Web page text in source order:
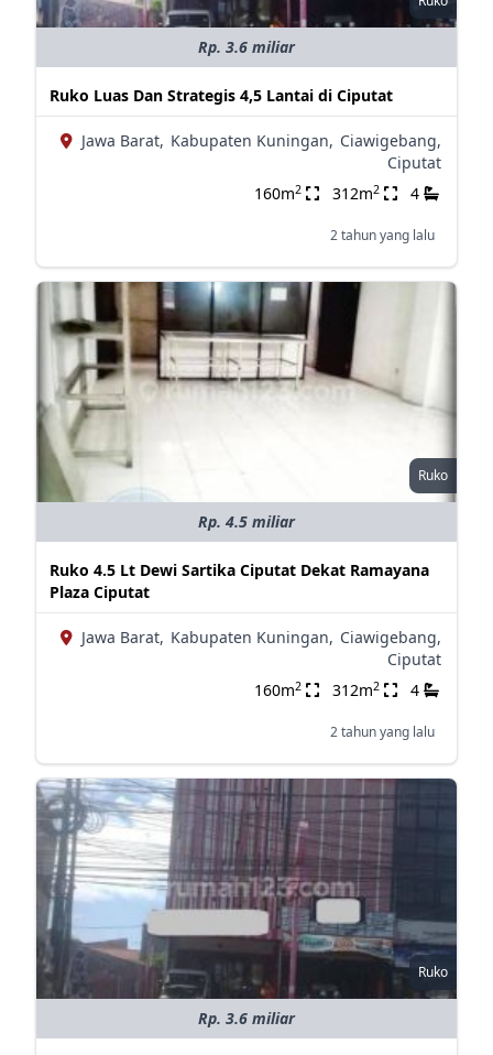
Rp. 3.6 miliar
Ruko Luas Dan Strategis 4,5 Lantai di Ciputat
Jawa Barat, Kabupaten Kuningan, Ciawigebang,
Ciputat
160m2 312m2 4
2 tahun yang lalu
Ruko
Rp. 4.5 miliar
Ruko 4.5 Lt Dewi Sartika Ciputat Dekat Ramayana
Plaza Ciputat
Jawa Barat, Kabupaten Kuningan, Ciawigebang,
Ciputat
160m2 312m2 4
2 tahun yang lalu
Ruko
Rp. 3.6 miliar